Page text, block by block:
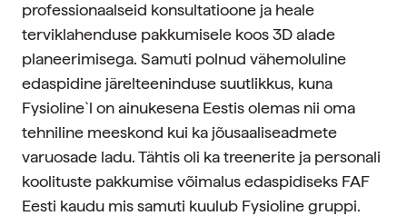
professionaalseid konsultatioone ja heale
terviklahenduse pakkumisele koos 3D alade
planeerimisega. Samuti polnud vähemoluline
edaspidine järelteeninduse suutlikkus, kuna
Fysioline`l on ainukesena Eestis olemas nii oma
tehniline meeskond kui ka jõusaaliseadmete
varuosade ladu. Tähtis oli ka treenerite ja personali
koolituste pakkumise võimalus edaspidiseks FAF
Eesti kaudu mis samuti kuulub Fysioline gruppi.